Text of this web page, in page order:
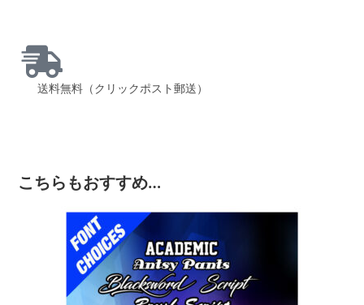
送料無料（クリックポスト郵送）
こちらもおすすめ…